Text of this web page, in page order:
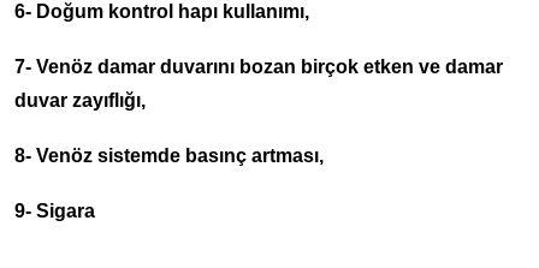
6- Doğum kontrol hapı kullanımı,
7- Venöz damar duvarını bozan birçok etken ve damar
duvar zayıflığı,
8- Venöz sistemde basınç artması,
9- Sigara